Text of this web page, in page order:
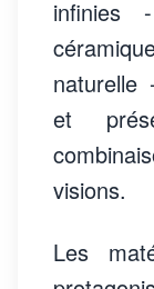
infinies
naturelle
et
visions.
Les